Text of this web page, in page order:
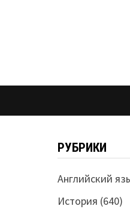
РУБРИКИ
Английский
История (640)